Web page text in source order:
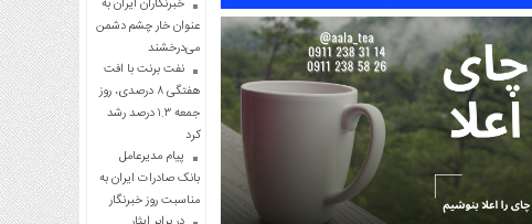
خبرنگاران ایران به
عنوان خار چشم دشمن
می‌درخشند
نفت برنت با افت
هفتگی ۸ درصدی، روز
جمعه ۱.۳ درصد رشد
کرد
پیام مدیرعامل
بانک صادرات ایران به
مناسبت روز خبرنگار